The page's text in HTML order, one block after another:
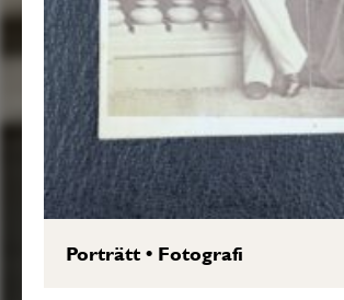
Porträtt• Fotografi